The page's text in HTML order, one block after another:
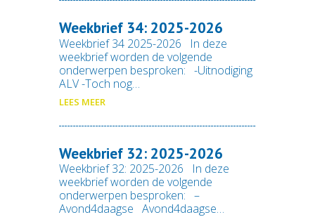
Weekbrief 34: 2025-2026
Weekbrief 34 2025-2026 In deze
weekbrief worden de volgende
onderwerpen besproken: -Uitnodiging
ALV -Toch nog…
LEES MEER
Weekbrief 32: 2025-2026
Weekbrief 32: 2025-2026 In deze
weekbrief worden de volgende
onderwerpen besproken: –
Avond4daagse Avond4daagse…